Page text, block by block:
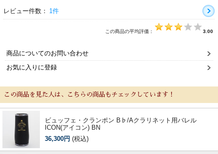
レビュー件数： 1件
この商品の平均評価： 3.00
商品についてのお問い合わせ
お気に入りに登録
この商品を見た人は、こちらの商品もチェックしています！
ビュッフェ・クランポン B♭/Aクラリネット用バレル
ICON(アイコン) BN
36,300円 (税込)